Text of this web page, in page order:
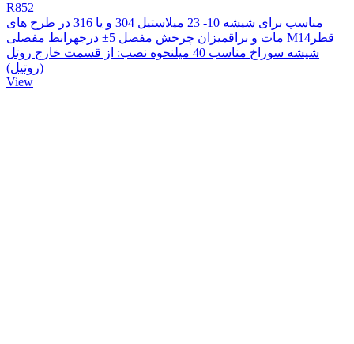
R852
مناسب برای شیشه 10- 23 میلاستیل 304 و یا 316 در طرح های
مات و براقمیزان چرخش مفصل 5± درجهرابط مفصلی M14قطر
شیشه سوراخ مناسب 40 میلنحوه نصب:‌ از قسمت خارج روتل
(روتیل)
View